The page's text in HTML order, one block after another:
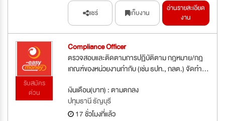
แชร์ เก็บงาน
อ่านรายละเอียด
งาน
รับสมัคร
ด่วน
Compliance Officer
ตรวจสอบและติดตามการปฏิบัติตาม กฎหมาย/กฎ
เกณฑ์ของหน่วยงานกำกับ (เช่น ธปท., กลต.) จัดทำ...
เงินเดือน(บาท) : ตามตกลง
ปทุมธานี ธัญบุรี
17 ชั่วโมงที่แล้ว